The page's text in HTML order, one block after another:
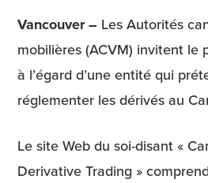
Vancouver – Les Autorités
mobilières (ACVM) invitent le
à l’égard d’une entité qui
réglementer les dérivés au
Le site Web du soi-disant «
Derivative Trading »